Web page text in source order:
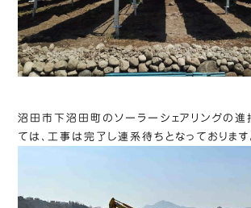
沼田市下沼田町のソーラーシェアリングの進
ては、工事は完了し連系待ちとなっております